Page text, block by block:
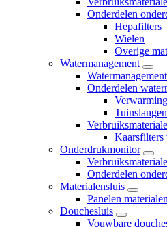
Onderdelen
Hepafilters
Wielen
Overige
Watermanagement
Onderdelen
Tuinslangen
Kaarsfilters
Onderdrukmonitor
Onderdelen
Materialensluis
Panelen
Douchesluis
Vouwbare